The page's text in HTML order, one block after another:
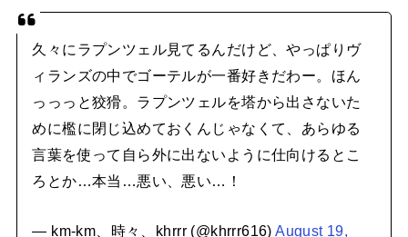
久々にラプンツェル見てるんだけど、やっぱりヴ
ィランズの中でゴーテルが一番好きだわー。ほん
っっっと狡猾。ラプンツェルを塔から出さないた
めに檻に閉じ込めておくんじゃなくて、あらゆる
言葉を使って自ら外に出ないように仕向けるとこ
ろとか…本当…悪い、悪い…！
— km-km、時々、khrrr (@khrrr616)August 19,